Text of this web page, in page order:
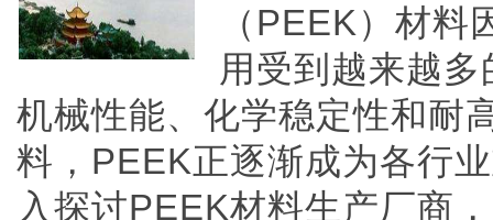
（PEEK）材
用受到越来越
机械性能、化学稳定性和耐
料，PEEK正逐渐成为各行
入探讨PEEK材料生产厂商